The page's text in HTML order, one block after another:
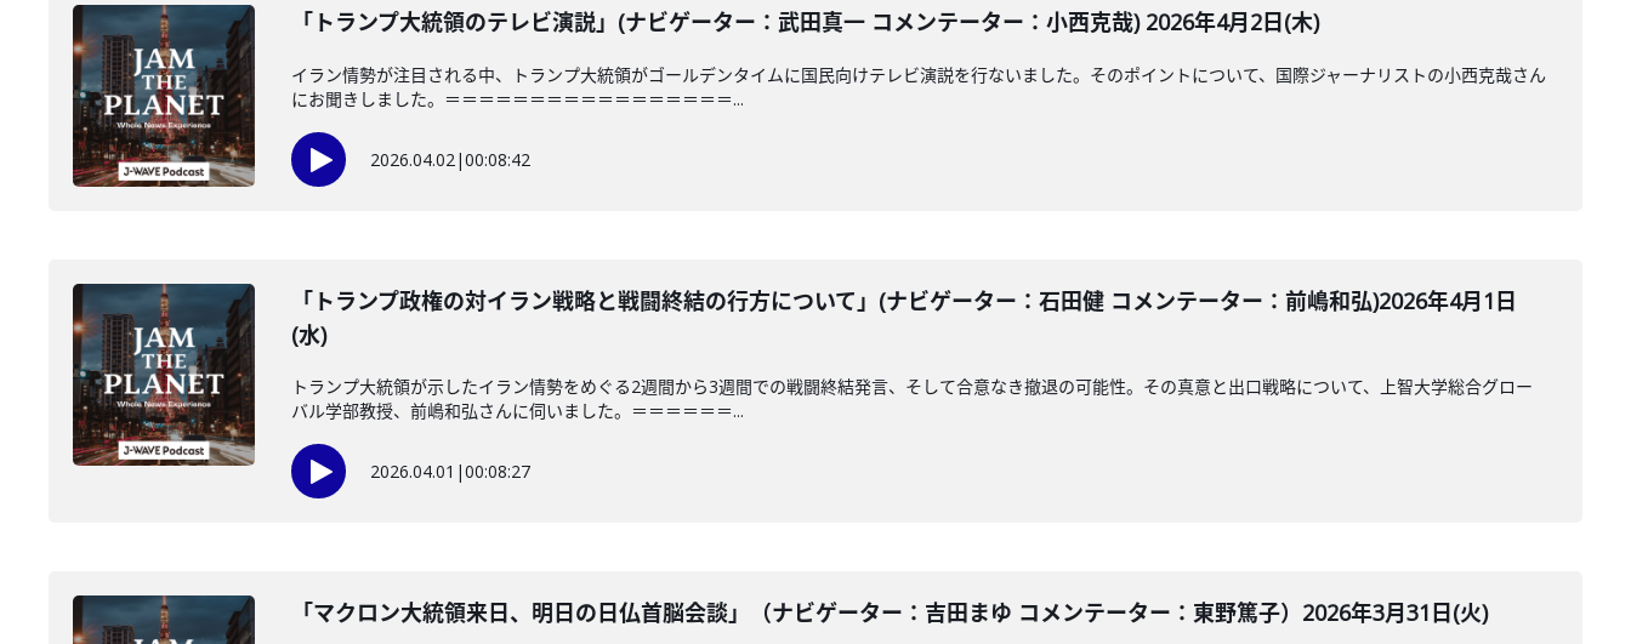
「トランプ大統領のテレビ演説」(ナビゲーター：武田真一 コメンテーター：小西克哉) 2026年4月2日(木)
イラン情勢が注目される中、トランプ大統領がゴールデンタイムに国民向けテレビ演説を行ないました。そのポイントについて、国際ジャーナリストの小西克哉さん
にお聞きしました。＝＝＝＝＝＝＝＝＝＝＝＝＝＝＝＝＝...
2026.04.02|00:08:42
「トランプ政権の対イラン戦略と戦闘終結の行方について」(ナビゲーター：石田健 コメンテーター：前嶋和弘)2026年4月1日
(水)
トランプ大統領が示したイラン情勢をめぐる2週間から3週間での戦闘終結発言、そして合意なき撤退の可能性。その真意と出口戦略について、上智大学総合グロー
バル学部教授、前嶋和弘さんに伺いました。＝＝＝＝＝＝...
2026.04.01 |00:08:27
「マクロン大統領来日、明日の日仏首脳会談」（ナビゲーター：吉田まゆ コメンテーター：東野篤子）2026年3月31日(火)